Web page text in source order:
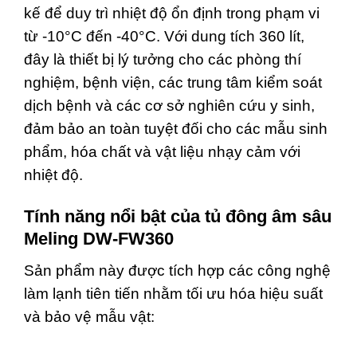
kế để duy trì nhiệt độ ổn định trong phạm vi
từ -10°C đến -40°C. Với dung tích 360 lít,
đây là thiết bị lý tưởng cho các phòng thí
nghiệm, bệnh viện, các trung tâm kiểm soát
dịch bệnh và các cơ sở nghiên cứu y sinh,
đảm bảo an toàn tuyệt đối cho các mẫu sinh
phẩm, hóa chất và vật liệu nhạy cảm với
nhiệt độ.
Tính năng nổi bật của tủ đông âm sâu
Meling DW-FW360
Sản phẩm này được tích hợp các công nghệ
làm lạnh tiên tiến nhằm tối ưu hóa hiệu suất
và bảo vệ mẫu vật: